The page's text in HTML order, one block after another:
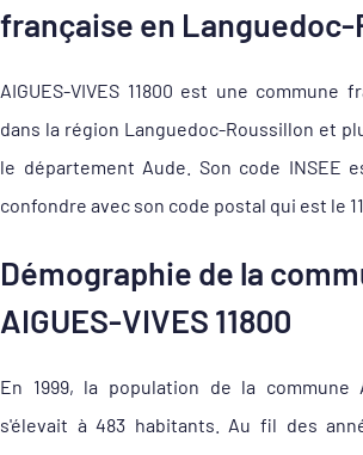
française en Languedoc-
AIGUES-VIVES 11800 est une commune
dans la région Languedoc-Roussillon et
le département Aude. Son code INSEE
confondre avec son code postal qui est le
Démographie de la
AIGUES-VIVES 11800
En 1999, la population de la commune
s'élevait à 483 habitants. Au fil des